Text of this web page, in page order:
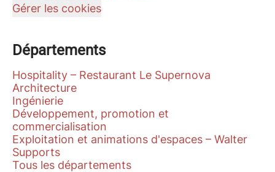
Gérer les cookies
Départements
Hospitality – Restaurant Le Supernova
Architecture
Ingénierie
Développement, promotion et
commercialisation
Exploitation et animations d'espaces – Walter
Supports
Tous les départements